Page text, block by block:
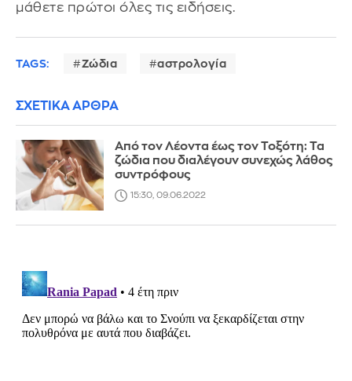
μάθετε πρώτοι όλες τις ειδήσεις.
TAGS: Ζώδια αστρολογία
ΣΧΕΤΙΚΑ ΑΡΘΡΑ
Από τον Λέοντα έως τον Τοξότη: Τα
ζώδια που διαλέγουν συνεχώς λάθος
συντρόφους
15:30, 09.06.2022